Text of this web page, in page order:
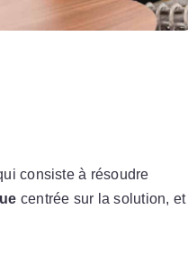
consiste à résoudre
centrée sur la solution, et